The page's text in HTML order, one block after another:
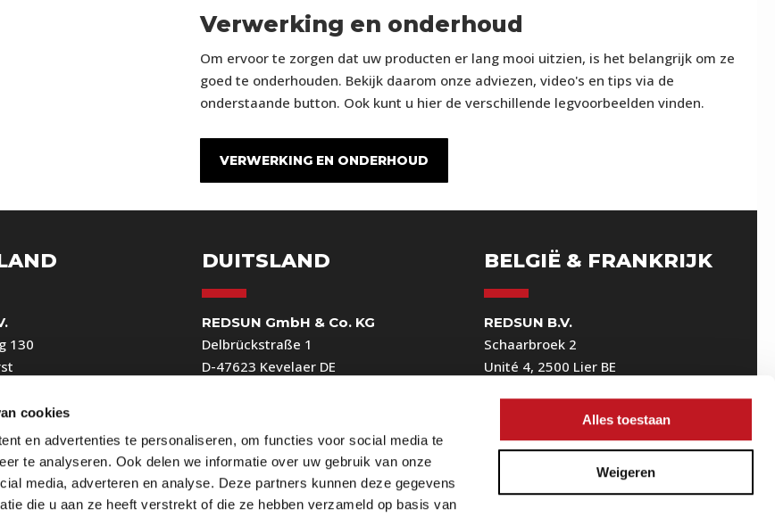
cookies
en advertenties te personaliseren, om functies voor social media te
te analyseren. Ook delen we informatie over uw gebruik van onze
media, adverteren en analyse. Deze partners kunnen deze gegevens
die u aan ze heeft verstrekt of die ze hebben verzameld op basis van
Alles toestaan
Weigeren
Verwerking en onderhoud
Om ervoor te zorgen dat uw producten er lang mooi uitzien, is het belangrijk om ze
goed te onderhouden. Bekijk daarom onze adviezen, video's en tips via de
onderstaande button. Ook kunt u hier de verschillende legvoorbeelden vinden.
VERWERKING EN ONDERHOUD
130
DUITSLAND
REDSUN GmbH & Co. KG
Delbrückstraße 1
D-47623 Kevelaer DE
mail@redsun.eu
BELGIË & FRANKRIJK
REDSUN B.V.
Schaarbroek 2
Unité 4, 2500 Lier BE
+32 3 880 86 00
BE:sales.be@redsun.eu